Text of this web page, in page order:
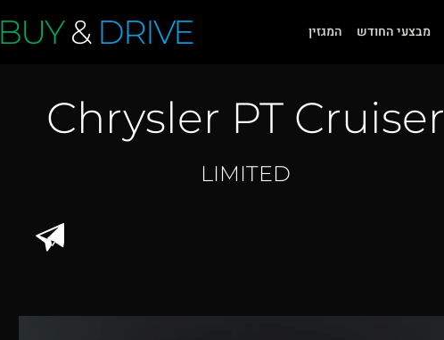
מבצעי החודש המגזין BUY & DRIVE
Chrysler PT Cruiser
LIMITED